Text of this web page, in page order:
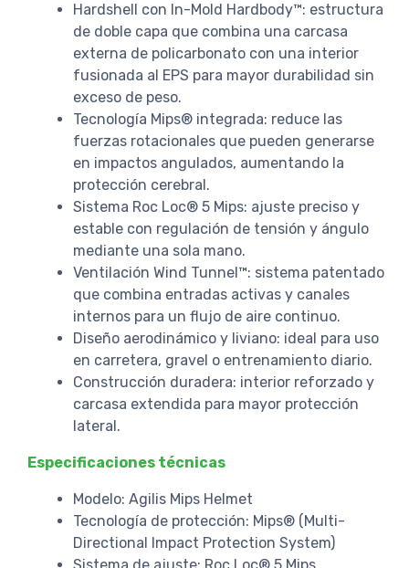
Hardshell con In-Mold Hardbody™: estructura
de doble capa que combina una carcasa
externa de policarbonato con una interior
fusionada al EPS para mayor durabilidad sin
exceso de peso.
Tecnología Mips® integrada: reduce las
fuerzas rotacionales que pueden generarse
en impactos angulados, aumentando la
protección cerebral.
Sistema Roc Loc® 5 Mips: ajuste preciso y
estable con regulación de tensión y ángulo
mediante una sola mano.
Ventilación Wind Tunnel™: sistema patentado
que combina entradas activas y canales
internos para un flujo de aire continuo.
Diseño aerodinámico y liviano: ideal para uso
en carretera, gravel o entrenamiento diario.
Construcción duradera: interior reforzado y
carcasa extendida para mayor protección
lateral.
Especificaciones técnicas
Modelo: Agilis Mips Helmet
Tecnología de protección: Mips® (Multi-
Directional Impact Protection System)